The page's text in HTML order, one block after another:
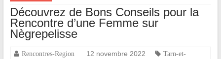
Découvrez de Bons Conseils pour la
Rencontre d’une Femme sur
Nègrepelisse
Rencontres-Region 12 novembre 2022
Tarn-et-